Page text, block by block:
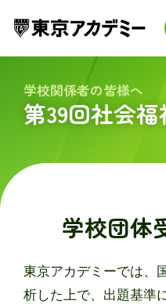
学校関係者の皆様へ
第39回社会
学校団体
東京アカデミーでは、
析した上で、出題基準